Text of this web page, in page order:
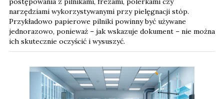
narzędziami wykorzystywanymi przy pielęgnacji stóp.
Przykładowo papierowe pilniki powinny być używane
jednorazowo, ponieważ – jak wskazuje dokument – nie można
ich skutecznie oczyścić i wysuszyć.